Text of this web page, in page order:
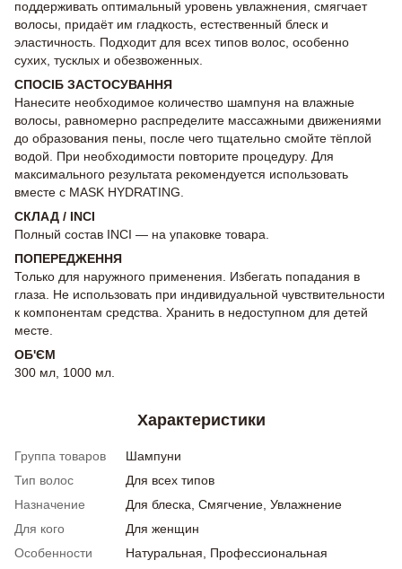
поддерживать оптимальный уровень увлажнения, смягчает
волосы, придаёт им гладкость, естественный блеск и
эластичность. Подходит для всех типов волос, особенно
сухих, тусклых и обезвоженных.
СПОСІБ ЗАСТОСУВАННЯ
Нанесите необходимое количество шампуня на влажные
волосы, равномерно распределите массажными движениями
до образования пены, после чего тщательно смойте тёплой
водой. При необходимости повторите процедуру. Для
максимального результата рекомендуется использовать
вместе с MASK HYDRATING.
СКЛАД / INCI
Полный состав INCI — на упаковке товара.
ПОПЕРЕДЖЕННЯ
Только для наружного применения. Избегать попадания в
глаза. Не использовать при индивидуальной чувствительности
к компонентам средства. Хранить в недоступном для детей
месте.
ОБ'ЄМ
300 мл, 1000 мл.
Характеристики
Группа товаров
Шампуни
Тип волос
Для всех типов
Назначение
Для блеска, Смягчение, Увлажнение
Для кого
Для женщин
Особенности
Натуральная, Профессиональная